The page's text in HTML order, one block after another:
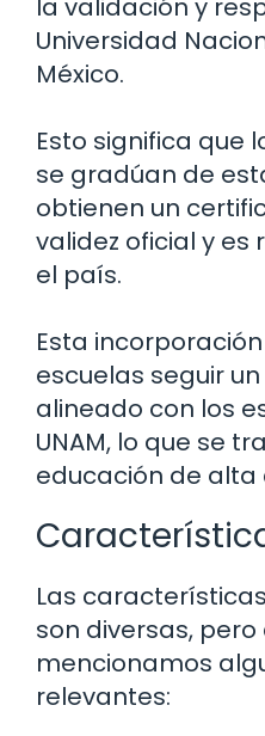
la validación y
Universidad
México.
Esto significa que
se gradúan de
obtienen un
validez oficial y es
el país.
Esta
escuelas seguir
alineado con los
UNAM, lo que se
educación de alta
Las
son diversas,
mencionamos
relevantes: